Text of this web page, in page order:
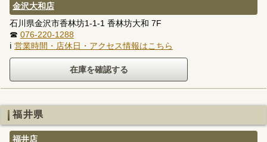
金沢大和店
石川県金沢市香林坊1-1-1 香林坊大和 7F
☎ 076-220-1288
ℹ 営業時間・店休日・アクセス情報はこちら
福井県
福井店